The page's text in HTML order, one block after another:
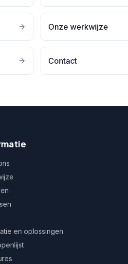
Onze werkwijze
Contact
en oplossingen